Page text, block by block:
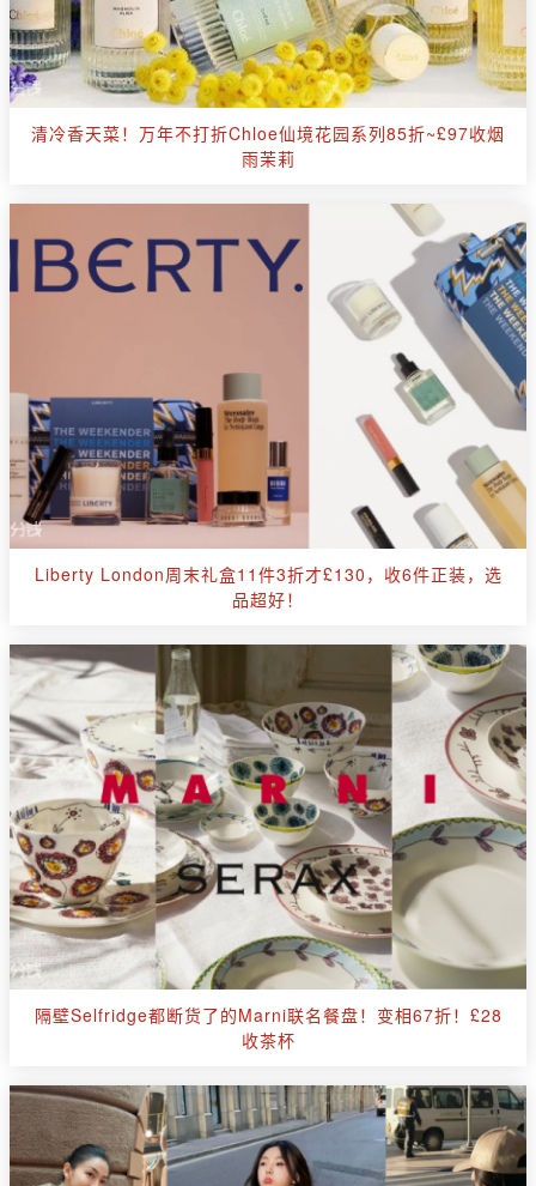
清冷香天菜！万年不打折Chloe仙境花园系列85折~£97收烟
雨茉莉
Liberty London周末礼盒11件3折才£130，收6件正装，选
品超好！
隔壁Selfridge都断货了的Marni联名餐盘！变相67折！£28
收茶杯